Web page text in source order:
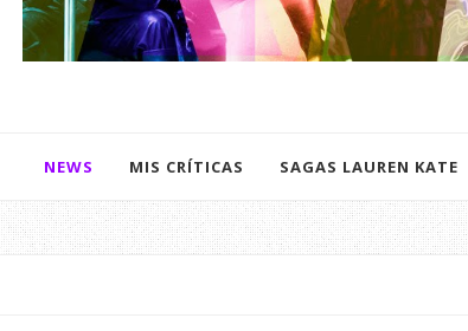
NEWS MIS CRÍTICAS SAGAS LAUREN KATE